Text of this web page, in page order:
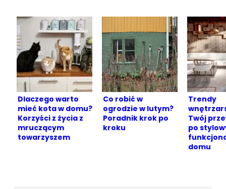
Dlaczego warto
mieć kota w domu?
Korzyści z życia z
mruczącym
towarzyszem
Co robić w
ogrodzie w lutym?
Poradnik krok po
kroku
Trendy
Twój
po
domu